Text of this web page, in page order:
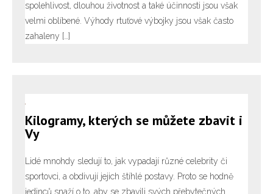
spolehlivost, dlouhou životnost a také účinnosti jsou však
velmi oblíbené. Výhody rtuťové výbojky jsou však často
zahaleny […]
Kilogramy, kterých se můžete zbavit i
Vy
Lidé mnohdy sledují to, jak vypadají různé celebrity či
sportovci, a obdivují jejich štíhlé postavy. Proto se hodně
jedinců snaží o to, aby se zbavili svých přebytečných